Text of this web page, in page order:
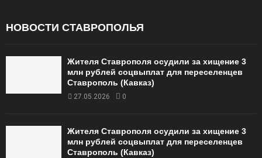
НОВОСТИ СТАВРОПОЛЬЯ
Жителя Ставрополя осудили за хищение 3
млн рублей соцвыплат для переселенцев
Ставрополь (Кавказ)
27.05.2026 0
Жителя Ставрополя осудили за хищение 3
млн рублей соцвыплат для переселенцев
Ставрополь (Кавказ)